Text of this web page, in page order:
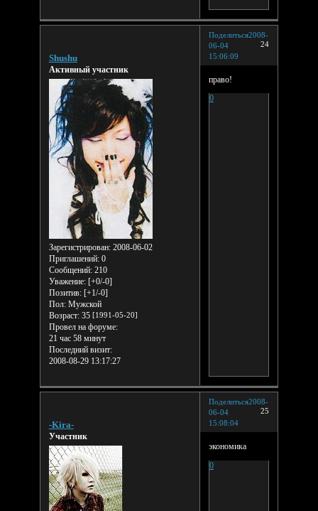
Поделиться
24
2008-
06-04
15:06:09
Shushu
Активный участник
Зарегистрирован: 2008-06-02
Приглашений:0
Сообщений:210
Уважение: [+0/-0]
Позитив: [+1/-0]
Пол:Мужской
Возраст:35 [1991-05-20]
Провел на форуме:
21 час 58 минут
Последний визит:
2008-08-29 13:17:27
право!
0
Поделиться
25
2008-
06-04
15:08:04
-Kira-
Участник
экономика
0